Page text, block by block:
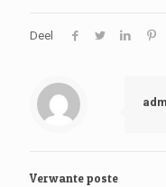
Deel
Verwante poste